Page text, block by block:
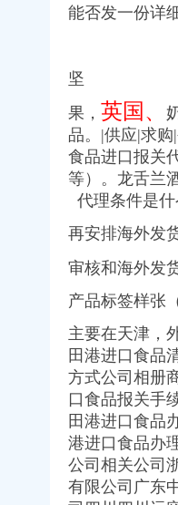
-急-广州58同城
理进口手续？北美加洲铁杉
招聘信息】-重庆智联招聘
人备案_进口食品海关
卷款跑了！！！！_报料_
购-石家庄乐居网
办理】价格,厂家,
限公司招聘】-重庆赶
认证】价格_厂家_图
办公；当场拍板；月底解
能否发一份详
坚
果， 英国、
品。|供应|求
食品进口报关
等）。龙舌兰
代理条件是
再安排海外发
审核和海外发
产品标签样张
主要在天津，
田港进口食品
方式公司相册
口食品报关手
田港进口食品
港进口食品办
公司相关公司
有限公司广东